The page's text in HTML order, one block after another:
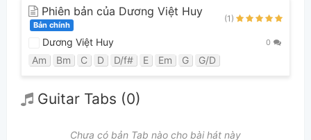
Phiên bản của Dương Việt Huy
Bản chính
(1)
Dương Việt Huy 0
Am Bm C D D/f# E Em G G/D
Guitar Tabs (0)
Chưa có bản Tab nào cho bài hát này